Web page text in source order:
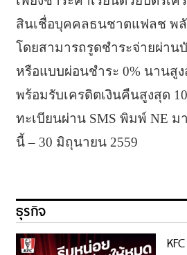
สินเชื่อบุคคลธนชาตแฟลช พลั
โดยสามารถรูดชำระจ่ายผ่าน
หรือแบบผ่อนชำระ 0% นานสูง
พร้อมรับเครดิตเงินคืนสูงสุด
ทะเบียนผ่าน SMS พิมพ์ NE ม
นี้ – 30 มิถุนายน 2559
ธุรกิจ